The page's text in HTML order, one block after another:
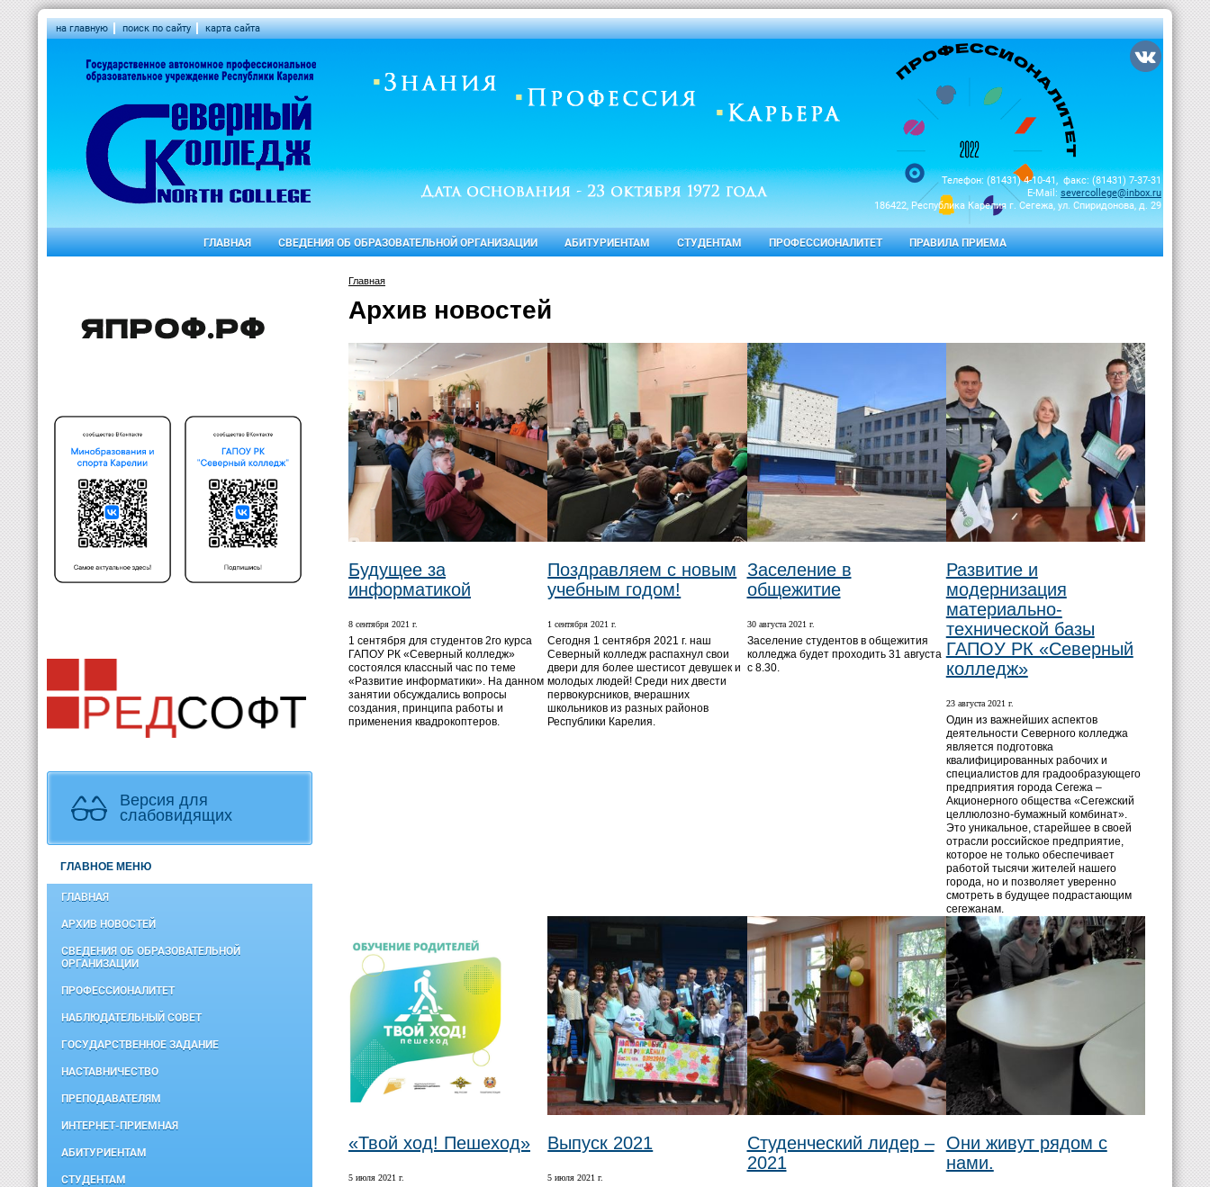
на главную поиск по сайту карта сайта
Телефон: (81431) 4-10-41, факс: (81431) 7-37-31
E-Mail: severcollege@inbox.ru
186422, Республика Карелия г. Сегежа, ул. Спиридонова, д. 29
ГЛАВНАЯ СВЕДЕНИЯ ОБ ОБРАЗОВАТЕЛЬНОЙ ОРГАНИЗАЦИИ АБИТУРИЕНТАМ СТУДЕНТАМ ПРОФЕССИОНАЛИТЕТ ПРАВИЛА ПРИЕМА
Версия для
слабовидящих
ГЛАВНОЕ МЕНЮ
ГЛАВНАЯ
АРХИВ НОВОСТЕЙ
СВЕДЕНИЯ ОБ ОБРАЗОВАТЕЛЬНОЙ
ОРГАНИЗАЦИИ
ПРОФЕССИОНАЛИТЕТ
НАБЛЮДАТЕЛЬНЫЙ СОВЕТ
ГОСУДАРСТВЕННОЕ ЗАДАНИЕ
НАСТАВНИЧЕСТВО
ПРЕПОДАВАТЕЛЯМ
ИНТЕРНЕТ-ПРИЕМНАЯ
АБИТУРИЕНТАМ
СТУДЕНТАМ
Главная
Архив новостей
Будущее за
информатикой
8 сентября 2021 г.
1 сентября для студентов 2го курса
ГАПОУ РК «Северный колледж»
состоялся классный час по теме
«Развитие информатики». На данном
занятии обсуждались вопросы
создания, принципа работы и
применения квадрокоптеров.
Поздравляем с новым
учебным годом!
1 сентября 2021 г.
Сегодня 1 сентября 2021 г. наш
Северный колледж распахнул свои
двери для более шестисот девушек и
молодых людей! Среди них двести
первокурсников, вчерашних
школьников из разных районов
Республики Карелия.
Заселение в
общежитие
30 августа 2021 г.
Заселение студентов в общежития
колледжа будет проходить 31 августа
с 8.30.
Развитие и
модернизация
материально-
технической базы
ГАПОУ РК «Северный
колледж»
23 августа 2021 г.
Один из важнейших аспектов
деятельности Северного колледжа
является подготовка
квалифицированных рабочих и
специалистов для градообразующего
предприятия города Сегежа –
Акционерного общества «Сегежский
целлюлозно-бумажный комбинат».
Это уникальное, старейшее в своей
отрасли российское предприятие,
которое не только обеспечивает
работой тысячи жителей нашего
города, но и позволяет уверенно
смотреть в будущее подрастающим
сегежанам.
«Твой ход! Пешеход»
5 июля 2021 г.
Выпуск 2021
5 июля 2021 г.
Студенческий лидер –
2021
Они живут рядом с
нами.